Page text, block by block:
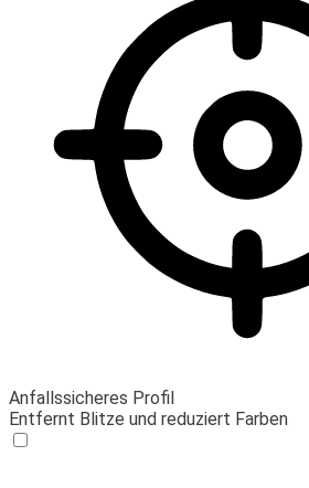
Anfallssicheres Profil
Entfernt Blitze und reduziert Farben